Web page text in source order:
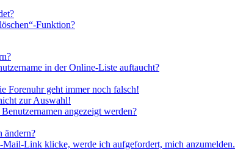
Funktion?
in der Online-Liste auftaucht?
Forenuhr geht immer noch falsch!
zur Auswahl!
angezeigt werden?
ändern?
Link klicke, werde ich aufgefordert, mich anzumelden.